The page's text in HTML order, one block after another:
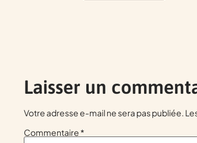
Laisser un
Votre adresse e-mail ne sera pas publiée.
Commentaire*